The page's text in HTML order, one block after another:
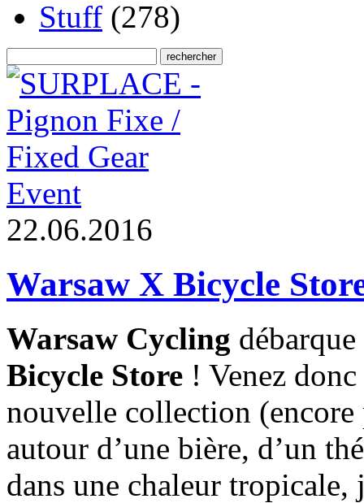
Stuff (278)
Event
22.06.2016
Warsaw X Bicycle
Warsaw Cycling
Bicycle Store ! Venez
nouvelle collection (encore
autour d’une bière, d’un
dans une chaleur